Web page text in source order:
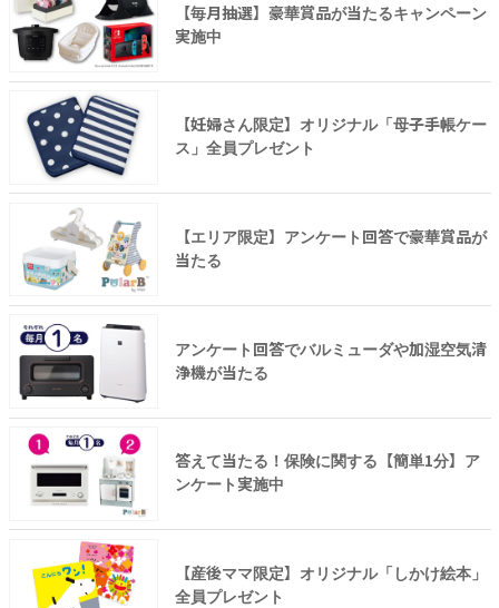
【毎月抽選】豪華賞品が当たるキャンペーン
実施中
【妊婦さん限定】オリジナル「母子手帳ケー
ス」全員プレゼント
【エリア限定】アンケート回答で豪華賞品が
当たる
アンケート回答でバルミューダや加湿空気清
浄機が当たる
答えて当たる！保険に関する【簡単1分】ア
ンケート実施中
【産後ママ限定】オリジナル「しかけ絵本」
全員プレゼント